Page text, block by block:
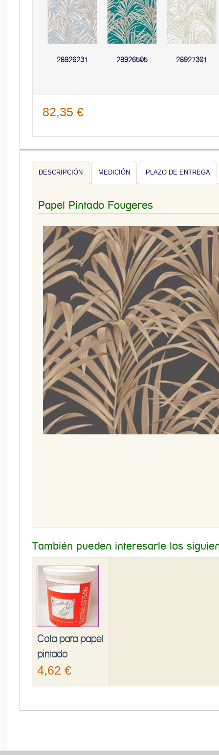
28926231 28926505 28927301
82,35 €
DESCRIPCIÓN MEDICIÓN PLAZO DE ENTREGA
Papel Pintado Fougeres
También pueden interesarle los
Cola para papel
pintado
4,62 €